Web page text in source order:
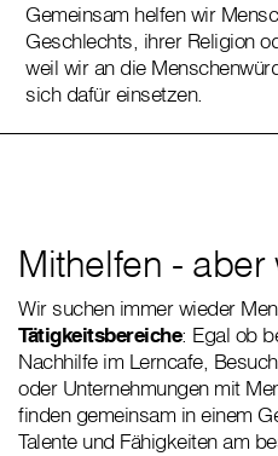
Gemeinsam helfen wir
Geschlechts, ihrer Religion
weil wir an die
sich dafür einsetzen.
Mithelfen - aber
Wir suchen immer wieder
Tätigkeitsbereiche: Egal ob
Nachhilfe im Lerncafe,
oder Unternehmungen mit
finden gemeinsam in einem
Talente und Fähigkeiten am